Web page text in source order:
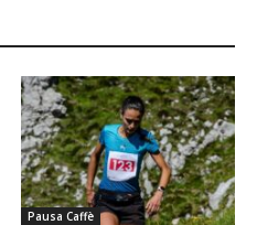
Pausa Caffè